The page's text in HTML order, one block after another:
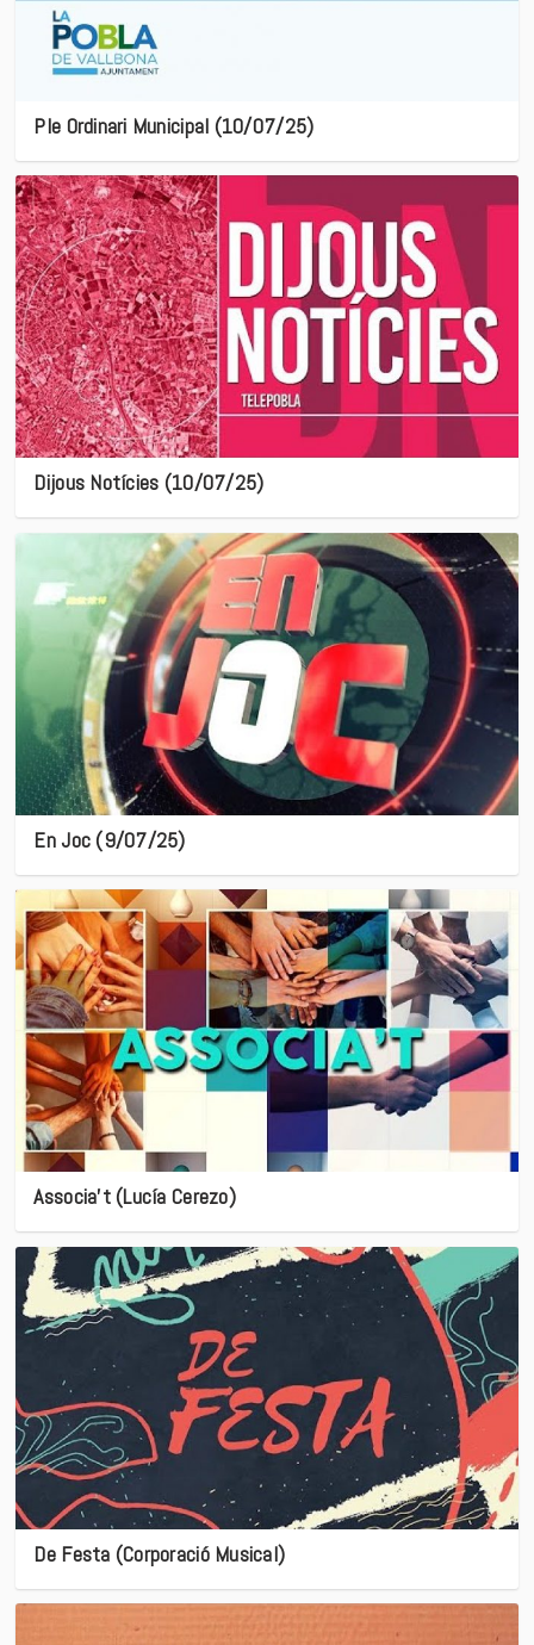
Ple Ordinari Municipal (10/07/25)
Dijous Notícies (10/07/25)
En Joc (9/07/25)
Associa’t (Lucía Cerezo)
De Festa (Corporació Musical)